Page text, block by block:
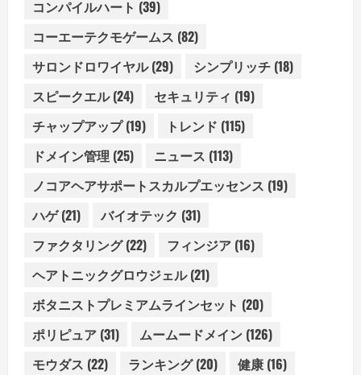
コンパイルハート (39)
コーエーテクモゲームス (82)
サロンドロワイヤル(29) シンプリッチ (18)
スピークエル(24) セキュリティ (19)
チャップアップ(19) トレンド (115)
ドメイン管理 (25) ニュース (113)
ノコアヘアサポートスカルプエッセンス (19)
ハゲ(21) バイオテック (31)
ファクタリング(22) フィンジア (16)
ヘアトニックグロウジェル(21)
ボタニストプレミアムラインセット (20)
ポリピュア (31) ムームードメイン (126)
モウダス (22) ランキング(20) 健康 (16)